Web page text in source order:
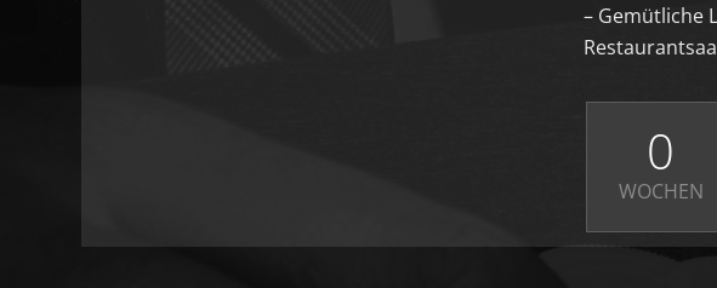
– Gemütliche
0
WOCHEN